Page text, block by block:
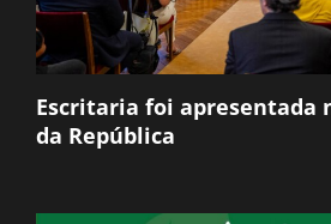
Escritaria foi apresentada
da República